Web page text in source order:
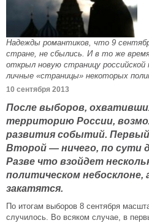
Надежды романтиков, что 9
стране, не сбылись. И в то же
открыл новую страницу
личные «страницы» некоторых
10 сентября 2013
После выборов,
территорию России,
развития событий.
Второй — ничего, по сути
Разве что взойдет
политическом небосклоне,
закатятся.
По итогам выборов 8 сентября
случилось. Во всяком случае, в